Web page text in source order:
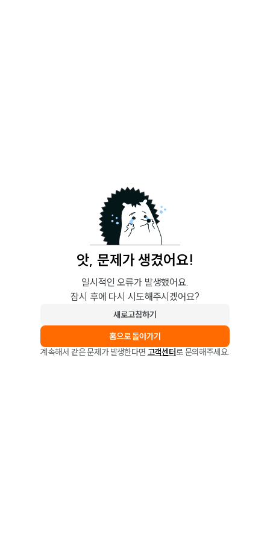
앗, 문제가 생겼어요!
일시적인 오류가 발생했어요.
잠시 후에 다시 시도해주시겠어요?
새로고침하기
홈으로 돌아가기
계속해서 같은 문제가 발생한다면 고객센터로 문의해주세요.